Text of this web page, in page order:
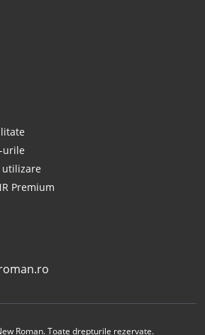
urile
Premium
Roman. Toate drepturile rezervate.